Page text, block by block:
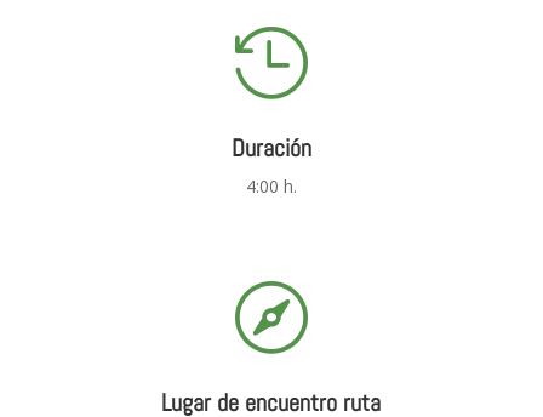

Duración
4:00 h.

Lugar de encuentro ruta